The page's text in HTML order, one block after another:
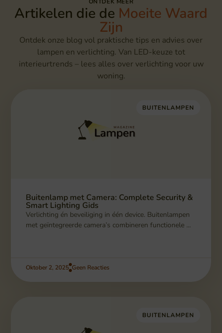
Artikelen die de Moeite Waard
Zijn
Ontdek onze blog vol praktische tips en advies over
lampen en verlichting. Van LED-keuze tot
interieurtrends – lees alles over verlichting voor uw
woning.
BUITENLAMPEN
Buitenlamp met Camera: Complete Security &
Smart Lighting Gids
Verlichting én beveiliging in één device. Buitenlampen
met geïntegreerde camera’s combineren functionele ...
Oktober 2, 2025 Geen Reacties
BUITENLAMPEN